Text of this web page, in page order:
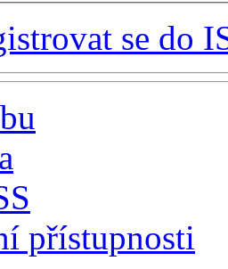
se do
přístupnosti